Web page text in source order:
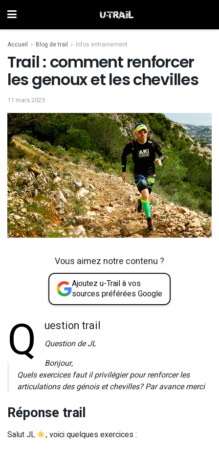
Accueil Blog de trail Infos entrainement
Trail : comment renforcer
les genoux et les chevilles
11 mars 2025
Vous aimez notre contenu ?
Ajoutez u-Trail à vos
sources préférées Google
Q uestion trail
Question de JL
Bonjour,
Quels exercices faut il privilégier pour renforcer les
articulations des génois et chevilles? Par avance merci
Réponse trail
Salut JL , voici quelques exercices :